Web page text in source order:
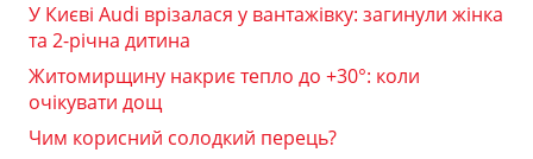
У Києві Audi врізалася у вантажівку: загинули жінка
та 2-річна дитина
Житомирщину накриє тепло до +30°: коли
очікувати дощ
Чим корисний солодкий перець?